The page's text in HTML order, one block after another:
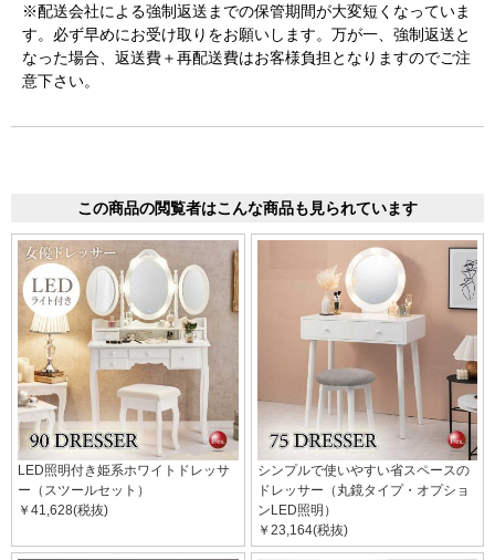
※配送会社による強制返送までの保管期間が大変短くなっていま
す。必ず早めにお受け取りをお願いします。万が一、強制返送と
なった場合、返送費＋再配送費はお客様負担となりますのでご注
意下さい。
この商品の閲覧者はこんな商品も見られています
LED照明付き姫系ホワイトドレッサ
ー（スツールセット）
￥41,628(税抜)
シンプルで使いやすい省スペースの
ドレッサー（丸鏡タイプ・オプショ
ンLED照明）
￥23,164(税抜)